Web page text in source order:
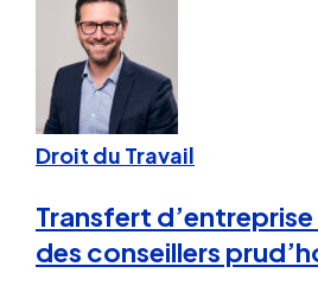
Droit du Travail
Transfert
des conseillers